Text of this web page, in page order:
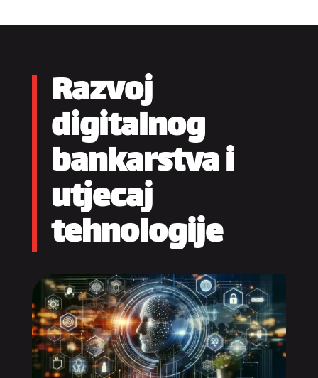
Razvoj
digitalnog
bankarstva i
utjecaj
tehnologije